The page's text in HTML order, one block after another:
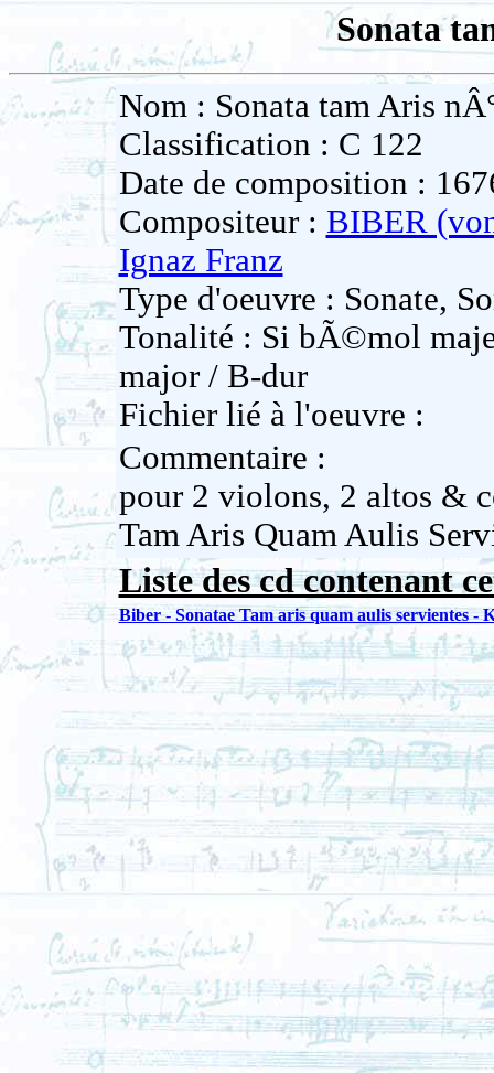
Sonata
Nom : Sonata tam Aris
Classification : C 122
Date de composition :
Compositeur : BIBER
Ignaz Franz
Type d'oeuvre : Sonate,
Tonalité : Si bÃ©mol
major / B-dur
Fichier lié à l'oeuvre :
Commentaire :
pour 2 violons, 2 altos &
Tam Aris Quam Aulis
Liste des cd contenant
Biber - Sonatae Tam aris quam aulis servientes -